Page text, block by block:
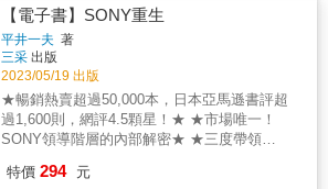
黑原則》成功完成「揭開」華爾街傳說的不可
能任務。 《金融時報》（Financial Times）柯
普蘭這本引人入勝的新作，揭露了瑞‧達利歐之
橋水基金的邪教文化。 《斯皮爾斯》
（Spear，s）一部史詩般的小說……讀起來就
像是最薄的驚悚小說。 《信使》（The
Messenger）對沖基金界的恐怖故事。 《澳大
利亞人》（The Australian）一幅引人入勝的霸
凌者及胡謅藝術家肖像—更貼切地說，是對精
柯普蘭這位機智而有趣的作家，將一把火燒向
達利歐作為華爾街天才的名聲……結果是對無
約束的財富與不理智的愚蠢，碰撞出極具娛樂
性的描繪。 《出版人週刊》（Publishers
Weekly）這是一部仔細觀察的調查……柯普蘭
對該公司的歷史得力於深度來源，藉助新的錄
音訪談、內部檔案和多封洩露的電子郵件，提
（The New Yorker）對一家對沖投資基金公司
境外公司的遺產爭議該依據繼承法還是《公司
法》、法定的親子關係如何取得、外姓成員成
功接班的關鍵、爭取權利的節奏……專業經理
人：如何兼顧KPIs和家族願景、認識家族成員
常有的歧見、如何開啟共治模式、採用階段性
接班的任務……本書以生動活潑的案例故事為
引子，透過及早凝聚企業主、企業二代、專業
經理人、外姓家族等關係人的共識，打造家族
企業交棒的基礎，打開未來家業長青的大門！
第一排見證台灣半導體業從成長、茁壯到光芒
四射。他根據過去的採訪筆記與評論，透過台
積電成功背後的故事、張忠謀的管理哲學、競
爭策略與傳承交棒等第一手觀察，解讀在地緣
政治下，台積電的美日投資與合作、全球半導
體的競爭態勢，以及台灣在全世界半導體的重
要性。他貼近產業現場的觀點，能帶領讀者理
解台灣半導體業的過去、現在與未來。
【電子書】SONY重生
平井一夫 著
三采 出版
2023/05/19 出版
★暢銷熱賣超過50,000本，日本亞馬遜書評超
過1,600則，網評4.5顆星！★ ★市場唯一！
SONY領導階層的內部解密★ ★三度帶領
學」！★ & 首位打破傳統「日本模式」，說出
特價 294 元